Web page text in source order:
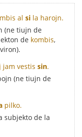
al si la harojn.
(ne tiujn de
de kombis,
jam vestis sin.
(ne tiujn de
pilko.
subjekto de la